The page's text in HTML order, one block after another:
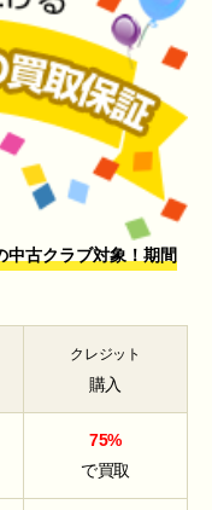
中古クラブ対象！期間
クレジット
購入
75%
で買取